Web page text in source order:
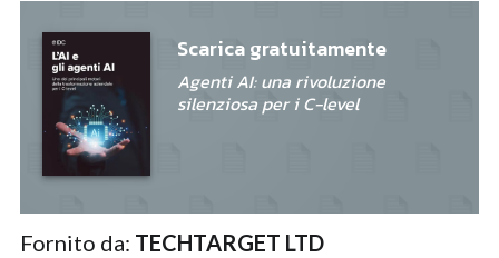
Scarica gratuitamente
Agenti AI: una rivoluzione
silenziosa per i C-level
Fornito da: TECHTARGET LTD